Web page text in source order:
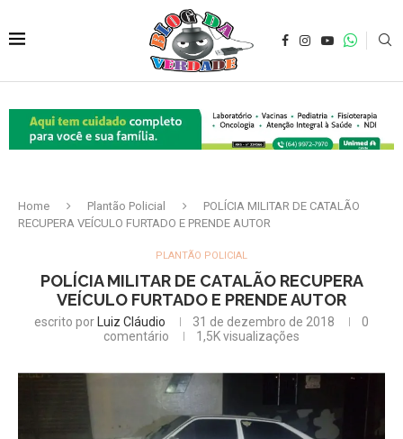
Home Plantão Policial
POLÍCIA MILITAR DE CATALÃO
RECUPERA VEÍCULO FURTADO E PRENDE AUTOR
PLANTÃO POLICIAL
POLÍCIA MILITAR DE CATALÃO RECUPERA
VEÍCULO FURTADO E PRENDE AUTOR
escrito por Luiz Cláudio 31 de dezembro de 2018
0
comentário
1,5Kvisualizações